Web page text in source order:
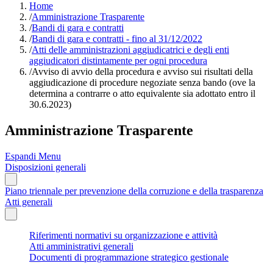
Home
/Amministrazione Trasparente
/Bandi di gara e contratti
/Bandi di gara e contratti - fino al 31/12/2022
/Atti delle amministrazioni aggiudicatrici e degli enti
aggiudicatori distintamente per ogni procedura
/Avviso di avvio della procedura e avviso sui risultati della
aggiudicazione di procedure negoziate senza bando (ove la
determina a contrarre o atto equivalente sia adottato entro il
30.6.2023)
Amministrazione Trasparente
Espandi Menu
Disposizioni generali
Piano triennale per prevenzione della corruzione e della trasparenza
Atti generali
Riferimenti normativi su organizzazione e attività
Atti amministrativi generali
Documenti di programmazione strategico gestionale